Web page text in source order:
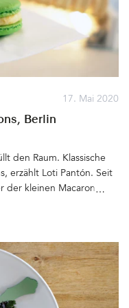
17. Mai 2020
Berlin
den Raum. Klassische
erzählt Loti Pantón. Seit
der kleinen Macarons-
lassen. Freunde
mit den schwersten
Konfekt aus